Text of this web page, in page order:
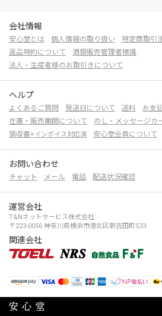
会社情報
安心堂とは 個人情報の取り扱い
特定商取引
返品特約について
酒類販売管理者標識
法人・生産者様のお取引きについて
ヘルプ
よくあるご質問 発送日について 送料 お支
在庫・販売期間について
のし・メッセージカ
領収書※インボイス対応済 安心堂会員について
お問い合わせ
チャット メール 電話 配送状況確認
運営会社
T&Nネットサービス株式会社
〒223-0056 神奈川県横浜市港北区新吉田町533
関連会社